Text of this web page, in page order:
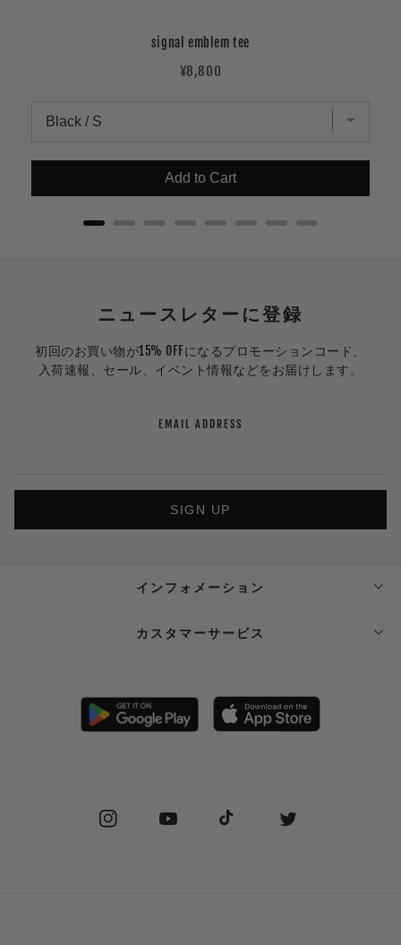
signal emblem tee
Price
¥8,800
Add to Cart
ニュースレターに登録
初回のお買い物が15% OFFになるプロモーションコード、
入荷速報、セール、イベント情報などをお届けします。
EMAIL ADDRESS
SIGN UP
インフォメーション
ABOUT SUPPLIER
STOCKIST
カスタマーサービス
SHIPPING
Instagram YouTube TikTok Twitter